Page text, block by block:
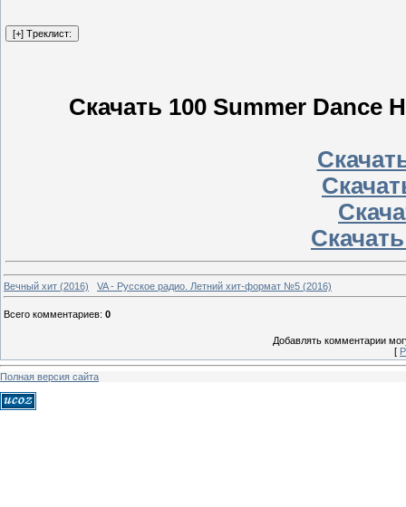
Скачать 100 Summer Dance
Вечный хит (2016) VA - Русское радио. Летний хит-формат №5 (2016)
Всего комментариев: 0
Добавлять комментарии
[
Полная версия сайта